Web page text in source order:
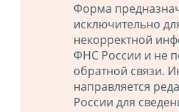
Форма
исключительно
некорректной
ФНС России и не
обратной связи.
направляется
России для